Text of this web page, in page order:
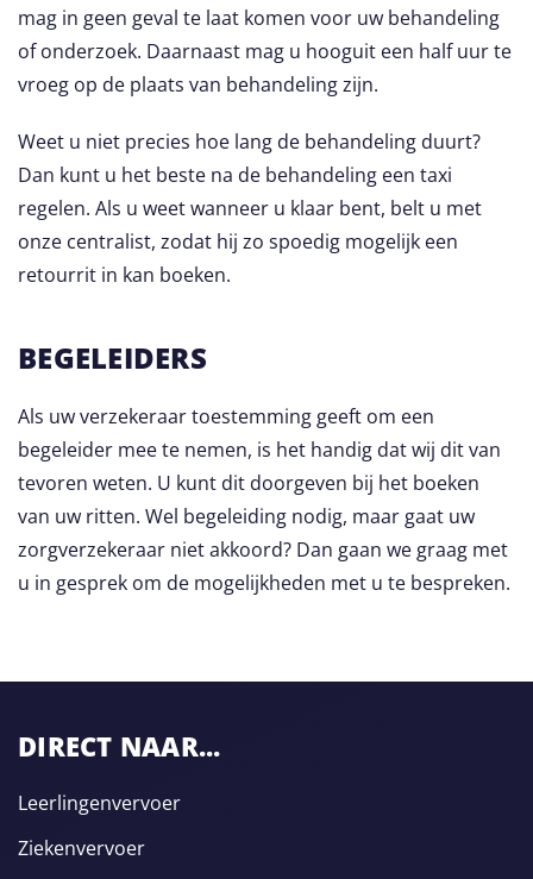
mag in geen geval te laat komen voor uw behandeling
of onderzoek. Daarnaast mag u hooguit een half uur te
vroeg op de plaats van behandeling zijn.
Weet u niet precies hoe lang de behandeling duurt?
Dan kunt u het beste na de behandeling een taxi
regelen. Als u weet wanneer u klaar bent, belt u met
onze centralist, zodat hij zo spoedig mogelijk een
retourrit in kan boeken.
BEGELEIDERS
Als uw verzekeraar toestemming geeft om een
begeleider mee te nemen, is het handig dat wij dit van
tevoren weten. U kunt dit doorgeven bij het boeken
van uw ritten. Wel begeleiding nodig, maar gaat uw
zorgverzekeraar niet akkoord? Dan gaan we graag met
u in gesprek om de mogelijkheden met u te bespreken.
DIRECT NAAR...
Leerlingenvervoer
Ziekenvervoer